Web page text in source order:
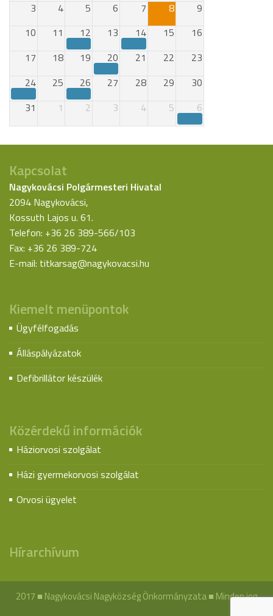
3
4 5 6 7 8
9
10
11 12 13 14 15
16
17
18 19 20 21 22
23
24
25 26 27 28 29
30
31
1 2 3 4 5 6
Kapcsolat
Nagykovácsi Polgármesteri Hivatal
2094 Nagykovácsi,
Kossuth Lajos u. 61.
Telefon: +36 26 389-566/103
Fax: +36 26 389-724
E-mail: titkarsag@nagykovacsi.hu
Kiemelt menüpontok
Ügyfélfogadás
Álláspályázatok
Defibrillátor készülék
Közérdekű információk
Háziorvosi szolgálat
Házi gyermekorvosi szolgálat
Orvosi ügyelet
Hírarchívum
2017 ■ Nagykovácsi Nagyközség Önkormányzata ■ Minden jog